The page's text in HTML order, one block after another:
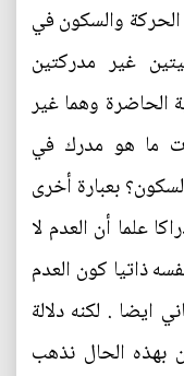
الحركة والسكون في
غير مدركتين
الحاضرة وهما غير
ما هو مدرك في
بعبارة أخرى
علما أن العدم لا
ذاتيا كون العدم
ايضا . لكنه دلالة
بهذه الحال نذهب